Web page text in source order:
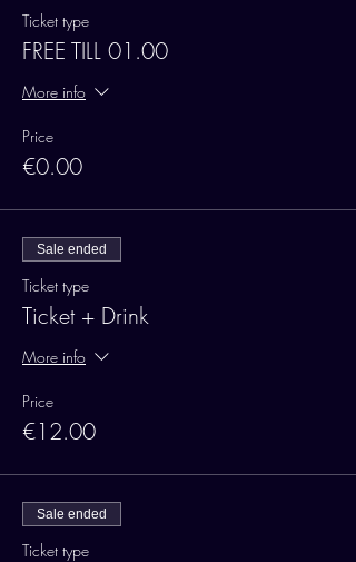
Ticket type
FREE TILL 01.00
More info
Price
€0.00
Sale ended
Ticket type
Ticket + Drink
More info
Price
€12.00
Sale ended
Ticket type